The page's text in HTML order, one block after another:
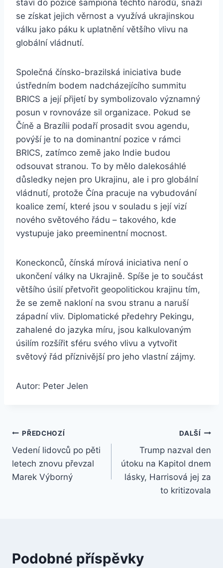
staví do pozice šampiona těchto národů, snaží
se získat jejich věrnost a využívá ukrajinskou
válku jako páku k uplatnění většího vlivu na
globální vládnutí.
Společná čínsko-brazilská iniciativa bude
ústředním bodem nadcházejícího summitu
BRICS a její přijetí by symbolizovalo významný
posun v rovnováze sil organizace. Pokud se
Číně a Brazílii podaří prosadit svou agendu,
povýší je to na dominantní pozice v rámci
BRICS, zatímco země jako Indie budou
odsouvat stranou. To by mělo dalekosáhlé
důsledky nejen pro Ukrajinu, ale i pro globální
vládnutí, protože Čína pracuje na vybudování
koalice zemí, které jsou v souladu s její vizí
nového světového řádu – takového, kde
vystupuje jako preeminentní mocnost.
Koneckonců, čínská mírová iniciativa není o
ukončení války na Ukrajině. Spíše je to součást
většího úsilí přetvořit geopolitickou krajinu tím,
že se země nakloní na svou stranu a naruší
západní vliv. Diplomatické předehry Pekingu,
zahalené do jazyka míru, jsou kalkulovaným
úsilím rozšířit sféru svého vlivu a vytvořit
světový řád příznivější pro jeho vlastní zájmy.
Autor: Peter Jelen
Navigace
pro
příspěvek
PŘEDCHOZÍ
Vedení lidovců po pěti
letech znovu převzal
Marek Výborný
DALŠÍ
Trump nazval den
útoku na Kapitol dnem
lásky, Harrisová jej za
to kritizovala
Podobné příspěvky